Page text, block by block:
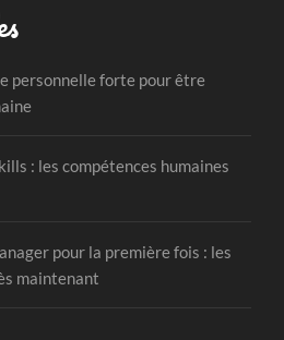
personnelle forte pour être
: les compétences humaines
pour la première fois : les
maintenant